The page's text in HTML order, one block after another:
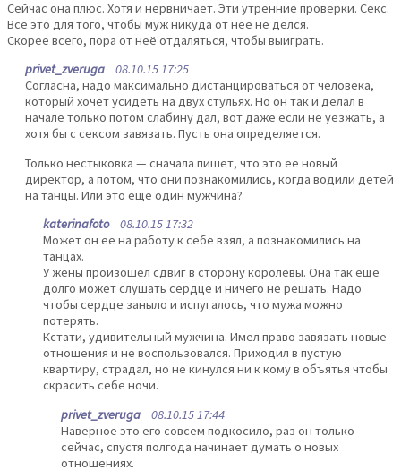
Сейчас она плюс. Хотя и нервничает. Эти утренние проверки. Секс.
Всё это для того, чтобы муж никуда от неё не делся.
Скорее всего, пора от неё отдаляться, чтобы выиграть.
privet_zveruga 08.10.15 17:25
Согласна, надо максимально дистанцироваться от человека,
который хочет усидеть на двух стульях. Но он так и делал в
начале только потом слабину дал, вот даже если не уезжать, а
хотя бы с сексом завязать. Пусть она определяется.
Только нестыковка — сначала пишет, что это ее новый
директор, а потом, что они познакомились, когда водили детей
на танцы. Или это еще один мужчина?
katerinafoto08.10.15 17:32
Может он ее на работу к себе взял, а познакомились на
танцах.
У жены произошел сдвиг в сторону королевы. Она так ещё
долго может слушать сердце и ничего не решать. Надо
чтобы сердце заныло и испугалось, что мужа можно
потерять.
Кстати, удивительный мужчина. Имел право завязать новые
отношения и не воспользовался. Приходил в пустую
квартиру, страдал, но не кинулся ни к кому в объятья чтобы
скрасить себе ночи.
privet_zveruga 08.10.15 17:44
Наверное это его совсем подкосило, раз он только
сейчас, спустя полгода начинает думать о новых
отношениях.